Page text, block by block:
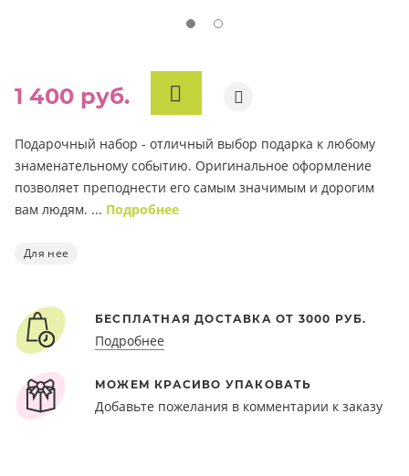
1 400 руб.
Подарочный набор - отличный выбор подарка к любому
знаменательному событию. Оригинальное оформление
позволяет преподнести его самым значимым и дорогим
вам людям. ... Подробнее
Для нее
БЕСПЛАТНАЯ ДОСТАВКА ОТ 3000 РУБ.
Подробнее
МОЖЕМ КРАСИВО УПАКОВАТЬ
Добавьте пожелания в комментарии к заказу